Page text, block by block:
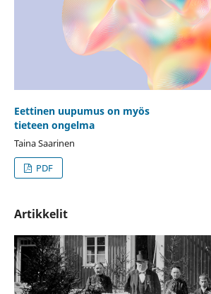
Eettinen uupumus on myös
tieteen ongelma
Taina Saarinen
PDF
Artikkelit